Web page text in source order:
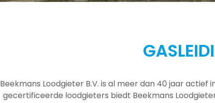
Beekmans Loodgieter B.V. is al meer dan 40 jaar
gecertificeerde loodgieters biedt Beekmans